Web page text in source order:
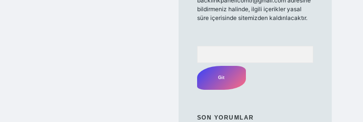
bildirmeniz halinde, ilgili içerikler yasal
süre içerisinde sitemizden kaldırılacaktır.
SON YORUMLAR